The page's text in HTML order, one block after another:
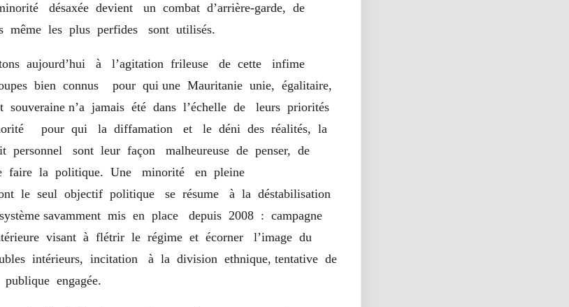
désaxée devient un combat d’arrière-garde, de
même les plus perfides sont utilisés.
aujourd’hui à l’agitation frileuse de cette infime
bien connus pour qui une Mauritanie unie, égalitaire,
souveraine n’a jamais été dans l’échelle de leurs priorités
pour qui la diffamation et le déni des réalités, la
personnel sont leur façon malheureuse de penser, de
faire la politique. Une minorité en pleine
le seul objectif politique se résume à la déstabilisation
savamment mis en place depuis 2008 : campagne
visant à flétrir le régime et écorner l’image du
intérieurs, incitation à la division ethnique, tentative de
engagée.